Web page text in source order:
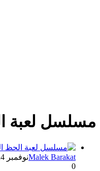
مسلسل لعبة
Malek Barakatنوفمبر 4, 2025
0